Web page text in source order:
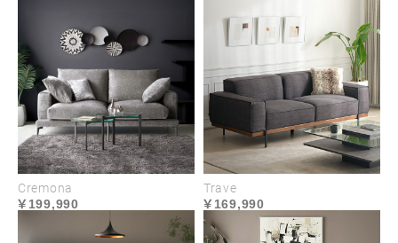
深いくつろぎへ誘う
ハイクラスな座り心地
全身をホールドするワイドなシートと、フェザーと
ウレタンの多層構造クッションでじわりと沈み込む
極上の座り心地を実現。座面は柔らかさと弾力性の
Cremona
199,990
Trave
169,990